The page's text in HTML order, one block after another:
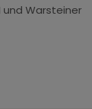
Warsteiner